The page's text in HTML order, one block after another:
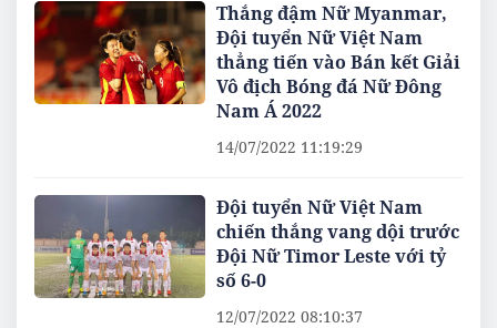
Thắng đậm Nữ Myanmar,
Đội tuyển Nữ Việt Nam
thẳng tiến vào Bán kết Giải
Vô địch Bóng đá Nữ Đông
Nam Á 2022
14/07/2022 11:19:29
Đội tuyển Nữ Việt Nam
chiến thắng vang dội trước
Đội Nữ Timor Leste với tỷ
số 6-0
12/07/2022 08:10:37